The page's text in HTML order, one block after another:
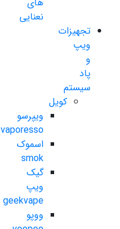
نعنایی
تجهیزات
ویپ
و
پاد
سیستم
کویل
ویپرسو
vaporesso
اسموک
smok
گیک
ویپ
geekvape
ووپو